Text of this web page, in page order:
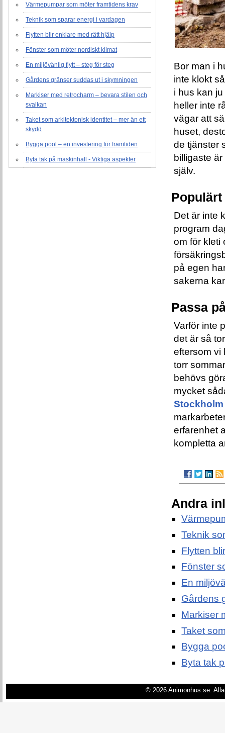
Värmepumpar som möter framtidens krav
Teknik som sparar energi i vardagen
Flytten blir enklare med rätt hjälp
Fönster som möter nordiskt klimat
En miljövänlig flytt – steg för steg
Gårdens gränser suddas ut i skymningen
Markiser med retrocharm – bevara stilen och
svalkan
Taket som arkitektonisk identitet – mer än ett
skydd
Bygga pool – en investering för framtiden
Byta tak på maskinhall - Viktiga aspekter
Bor man i
inte klokt
i hus kan
heller inte
vägar att
huset,
de tjänster
billigaste
själv.
Det är inte
program
om för kleti
på egen
sakerna
Passa
Varför inte
det är så
eftersom vi
torr
behövs
mycket
Stockholm
erfarenhet
kompletta
Andra
Teknik
Flytten
Fönster
En
Gårdens
Markiser
Taket
Bygga
Byta tak
© 2026 Animonhus.se.